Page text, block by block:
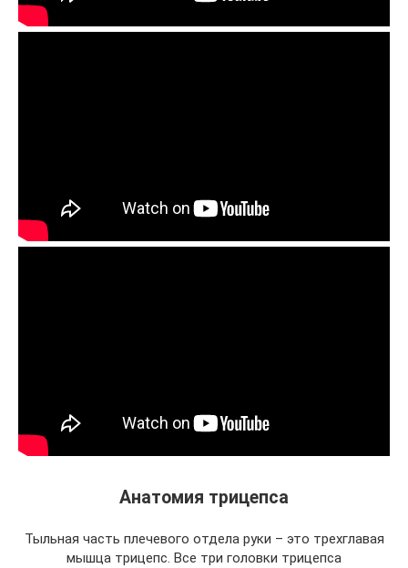
Анатомия трицепса
Тыльная часть плечевого отдела руки – это трехглавая
мышца трицепс. Все три головки трицепса